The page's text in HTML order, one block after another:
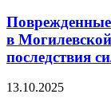
в
последствия
13.10.2025